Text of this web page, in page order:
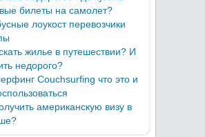
билеты на самолет?
лоукост перевозчики
жилье в путешествии? И
недорого?
Couchsurfing что это и
американскую визу в